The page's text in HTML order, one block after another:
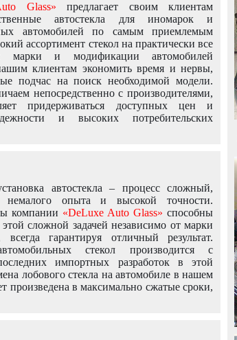
Glass» предлагает своим клиентам
автостекла для иномарок и
автомобилей по самым приемлемым
ассортимент стекол на практически все
марки и модификации автомобилей
клиентам экономить время и нервы,
подчас на поиск необходимой модели.
непосредственно с производителями,
придерживаться доступных цен и
и высоких потребительских
автостекла – процесс сложный,
немалого опыта и высокой точности.
компании «DeLuxe Auto Glass» способны
этой сложной задачей независимо от марки
всегда гарантируя отличный результат.
стекол производится с
импортных разработок в этой
лобового стекла на автомобиле в нашем
произведена в максимально сжатые сроки,